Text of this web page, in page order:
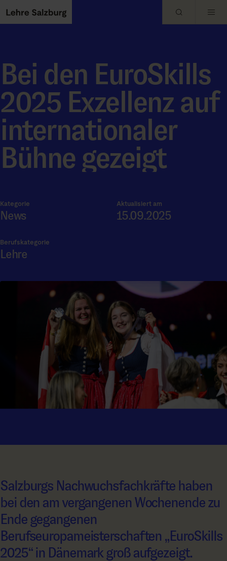
Skip to main content
Bei den EuroSkills
2025 Exzellenz auf
internationaler
Bühne gezeigt
Kategorie
News
Aktualisiert am
15.09.2025
Berufskategorie
Lehre
Salzburgs Nachwuchsfachkräfte haben
bei den am vergangenen Wochenende zu
Ende gegangenen
Berufseuropameisterschaften „EuroSkills
2025“ in Dänemark groß aufgezeigt.